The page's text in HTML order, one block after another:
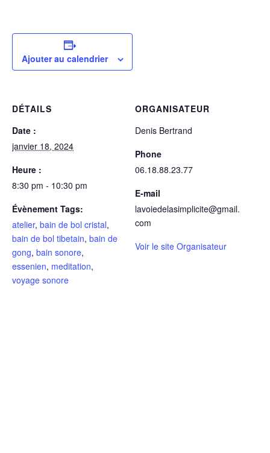
Ajouter au calendrier
DÉTAILS
Date :
janvier 18, 2024
Heure :
8:30 pm - 10:30 pm
Évènement Tags:
atelier, bain de bol cristal,
bain de bol tibetain, bain de
gong, bain sonore,
essenien, meditation,
voyage sonore
ORGANISATEUR
Denis Bertrand
Phone
06.18.88.23.77
E-mail
lavoiedelasimplicite@gmail.
com
Voir le site Organisateur